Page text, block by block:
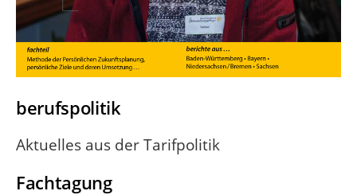
berufspolitik
Aktuelles aus der Tarifpolitik
Fachtagung